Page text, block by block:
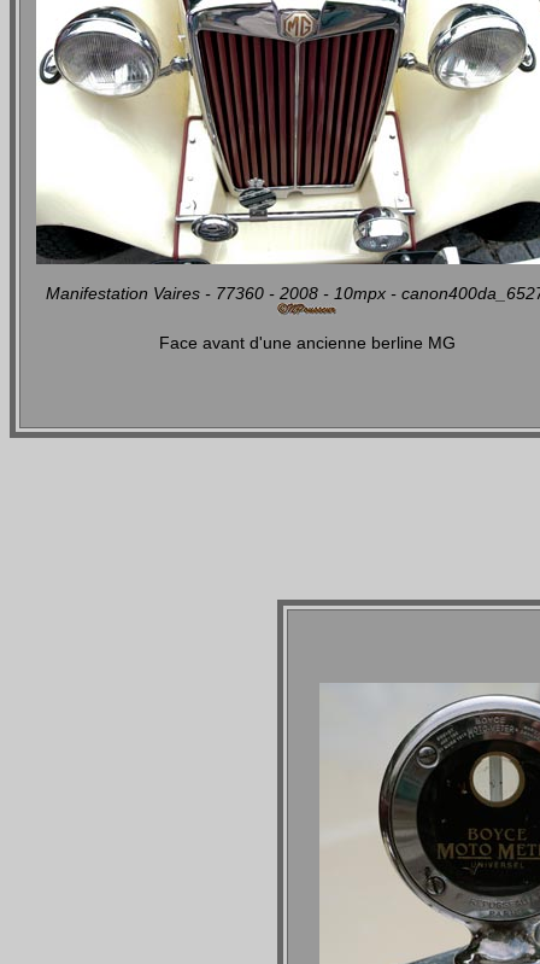
Manifestation Vaires - 77360 - 2008 - 10mpx -
Face avant d'une ancienne berline MG